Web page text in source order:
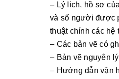
– Lý lịch, hồ sơ
và số người được
thuật chính các hệ
– Các bản vẽ có
– Bản vẽ nguyên
– Hướng dẫn vận